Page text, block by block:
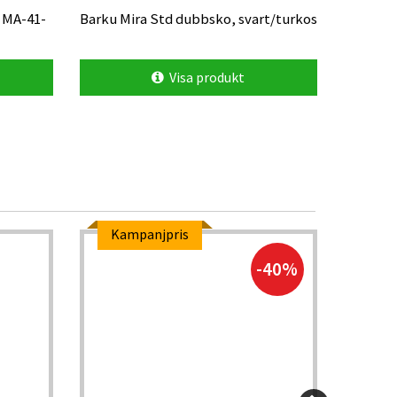
41-
Barku Mira Std dubbsko, svart/turkos
Visa produkt
Kampanjpris
-40%